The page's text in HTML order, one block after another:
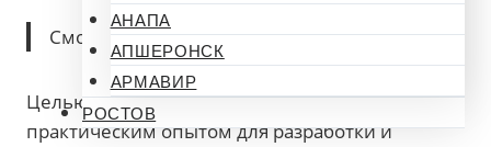
АНАПА
АПШЕРОНСК
АРМАВИР
РОСТОВ
Смотрите Все АктуальныеНовости.
Целью сессии стало обучение кадров и обмен
практическим опытом для разработки и